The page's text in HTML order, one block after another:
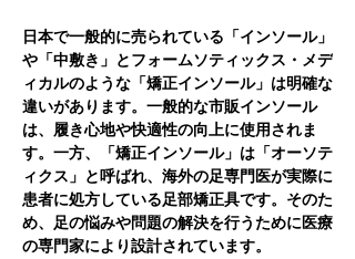
日本で一般的に売られている「インソール」
や「中敷き」とフォームソティックス・メデ
ィカルのような「矯正インソール」は明確な
違いがあります。一般的な市販インソール
は、履き心地や快適性の向上に使用されま
す。一方、「矯正インソール」は「オーソテ
ィクス」と呼ばれ、海外の足専門医が実際に
患者に処方している足部矯正具です。そのた
め、足の悩みや問題の解決を行うために医療
の専門家により設計されています。